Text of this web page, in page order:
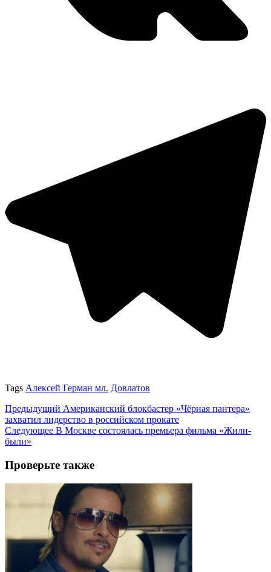
Tags Алексей Герман мл. Довлатов
Предыдущий Американский блокбастер «Чёрная пантера»
захватил лидерство в российском прокате
Следующее В Москве состоялась премьера фильма «Жили-
были»
Проверьте также